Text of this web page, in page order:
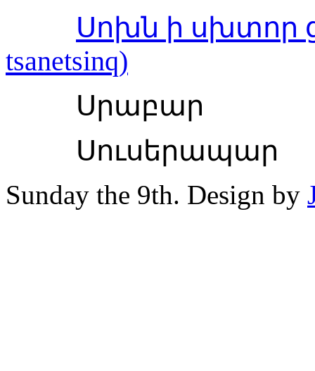
Սոխն ի սխտոր
tsanetsinq)
Սրաբար
Սուսերապար
Sunday the 9th. Design by